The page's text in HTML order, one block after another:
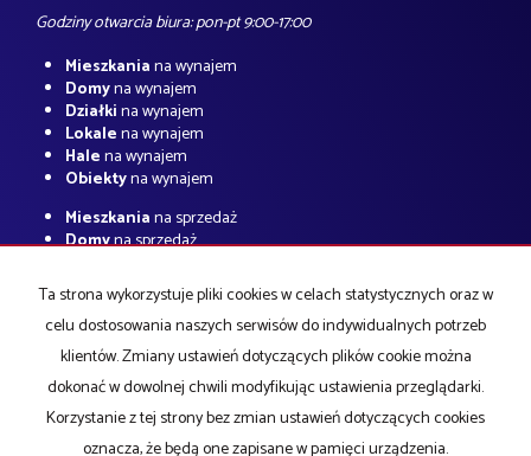
Godziny otwarcia biura: pon-pt 9:00-17:00
Mieszkaniana wynajem
Domyna wynajem
Działkina wynajem
Lokalena wynajem
Halena wynajem
Obiektyna wynajem
Mieszkaniana sprzedaż
Domyna sprzedaż
Lokalena sprzedaż
Halena sprzedaż
Obiektyna sprzedaż
Strona główna O firmie notatnik Kup Sprzedaj Kredyty Kontakt
Ta strona wykorzystuje pliki cookies w celach statystycznych oraz w
celu dostosowania naszych serwisów do indywidualnych potrzeb
klientów. Zmiany ustawień dotyczących plików cookie można
dokonać w dowolnej chwili modyfikując ustawienia przeglądarki.
Korzystanie z tej strony bez zmian ustawień dotyczących cookies
oznacza, że będą one zapisane w pamięci urządzenia.